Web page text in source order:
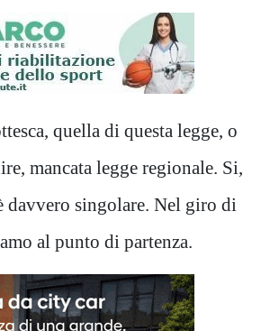
quella di questa legge, o
mancata legge regionale. Si,
davvero singolare. Nel giro di
al punto di partenza.